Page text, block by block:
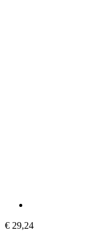
€ 29,24